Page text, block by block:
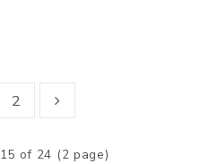
2
of 24 (2 page)